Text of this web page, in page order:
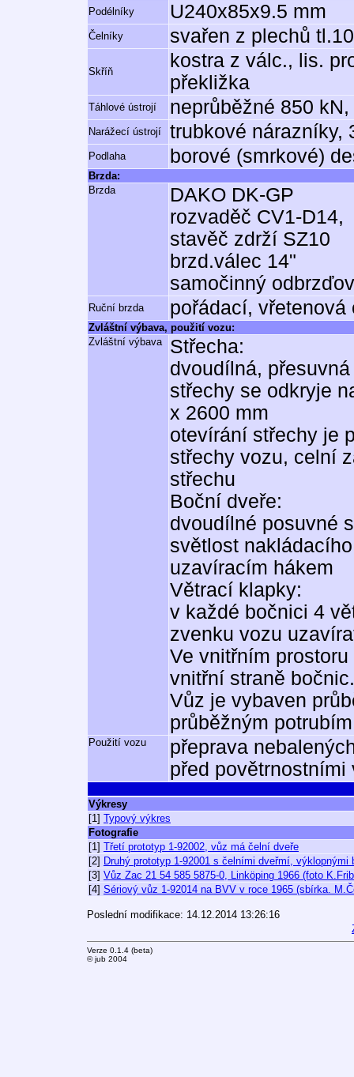
Podélníky U240x85x9.5 mm
Čelníky svařen z plechů
Skříň
kostra z válc., lis.
překližka
Táhlové ústrojí neprůběžné 850
Narážecí ústrojí trubkové nárazníky,
Podlaha borové (smrkové)
Brzda:
Brzda
DAKO DK-GP
rozvaděč CV1-D14,
stavěč zdrží SZ10
brzd.válec 14"
samočinný
Ruční brzda pořádací,
Zvláštní výbava, použití vozu:
Zvláštní výbava
Střecha:
dvoudílná,
střechy se odkryje
x 2600 mm
otevírání střechy je
střechy vozu, celní
střechu
Boční dveře:
dvoudílné posuvné
světlost
uzavíracím hákem
Větrací klapky:
v každé bočnici 4
zvenku vozu
Ve vnitřním
vnitřní straně bočnic.
Vůz je vybaven
průběžným
Použití vozu
přeprava
před
Výkresy
[1] Typový výkres
Fotografie
[1] Třetí prototyp 1-92002, vůz má čelní dveře
[2] Druhý prototyp 1-92001 s čelními dveřmí, výklopnými
[3] Vůz Zac 21 54 585 5875-0, Linköping 1966 (foto
[4] Sériový vůz 1-92014 na BVV v roce 1965 (sbírka.
Poslední modifikace: 14.12.2014 13:26:16
Verze 0.1.4 (beta)
© jub 2004